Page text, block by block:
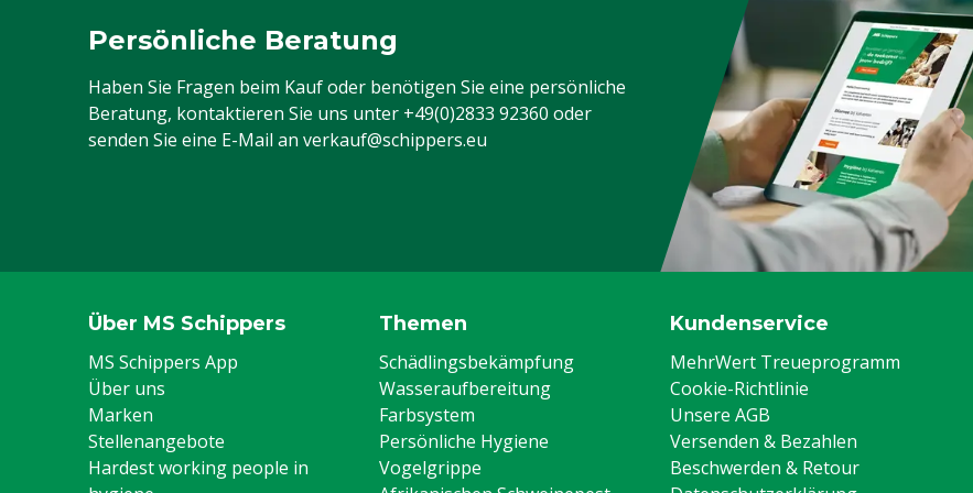
Tuchgewicht
260 g/m²
Typ Overalls
Standard-Overalls
Farbe
Rot
Persönliche Beratung
Haben Sie Fragen beim Kauf oder benötigen Sie eine persönliche
Beratung, kontaktieren Sie uns unter +49(0)2833 92360 oder
senden Sie eine E-Mail an verkauf@schippers.eu
Über MS Schippers
MS Schippers App
Über uns
Marken
Stellenangebote
Hardest working people in
Themen
Schädlingsbekämpfung
Wasseraufbereitung
Farbsystem
Persönliche Hygiene
Vogelgrippe
Kundenservice
MehrWert Treueprogramm
Cookie-Richtlinie
Unsere AGB
Versenden & Bezahlen
Beschwerden & Retour